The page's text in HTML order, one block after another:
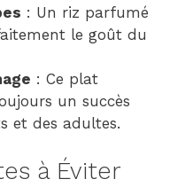
: Un riz parfumé
le goût du
: Ce plat
un succès
et des adultes.
à Éviter